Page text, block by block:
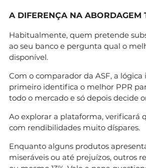
A DIFERENÇA NA ABORDAGEM
Habitualmente, quem pretende
ao seu banco e pergunta qual o
disponível.
Com o comparador da ASF, a lógica
primeiro identifica o melhor PPR
todo o mercado e só depois decide
Ao explorar a plataforma, verificará
com rendibilidades muito díspares.
Enquanto alguns produtos
miseráveis ou até prejuízos, outros